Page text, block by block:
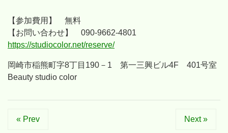
【参加費用】 無料
【お問い合わせ】 090-9662-4801
https://studiocolor.net/reserve/
岡崎市稲熊町字8丁目190－1 第一三興ビル4F 401号室
Beauty studio color
« Prev Next »